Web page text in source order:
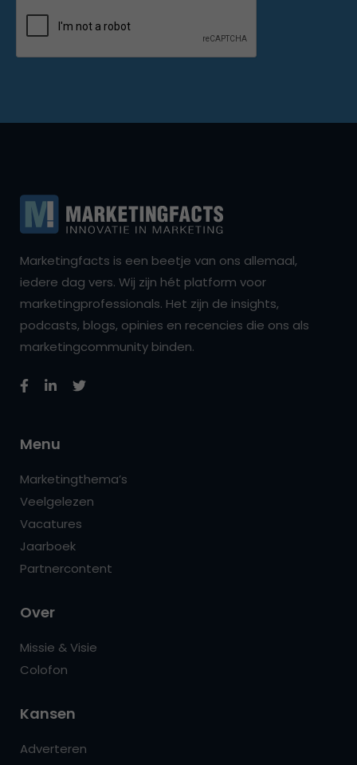
Marketingfacts is een beetje van ons allemaal,
iedere dag vers. Wij zijn hét platform voor
marketingprofessionals. Het zijn de insights,
podcasts, blogs, opinies en recencies die ons als
marketingcommunity binden.
Menu
Marketingthema’s
Veelgelezen
Vacatures
Jaarboek
Partnercontent
Over
Missie & Visie
Colofon
Kansen
Adverteren